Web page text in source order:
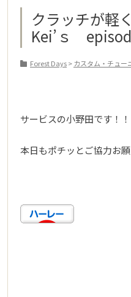
クラッチが軽
Kei’ｓ
Forest Days>カスタム・チュー
サービスの小野田です！！
本日もポチッとご協力お